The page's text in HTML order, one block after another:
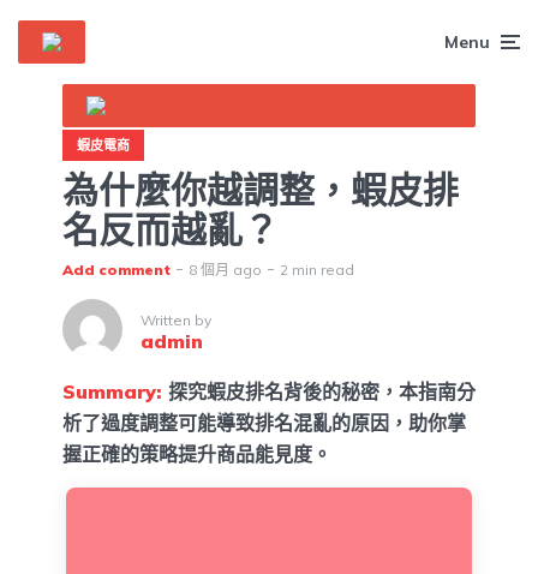
Menu
蝦皮電商
為什麼你越調整，蝦皮排
名反而越亂？
Add comment 8 個月 ago 2 min read
Written by
admin
Summary: 探究蝦皮排名背後的秘密，本指南分
析了過度調整可能導致排名混亂的原因，助你掌
握正確的策略提升商品能見度。